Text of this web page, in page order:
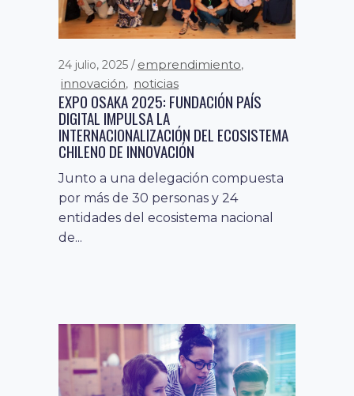
24 julio, 2025 emprendimiento,
innovación, noticias
EXPO OSAKA 2025: FUNDACIÓN PAÍS
DIGITAL IMPULSA LA
INTERNACIONALIZACIÓN DEL ECOSISTEMA
CHILENO DE INNOVACIÓN
Junto a una delegación compuesta
por más de 30 personas y 24
entidades del ecosistema nacional
de...